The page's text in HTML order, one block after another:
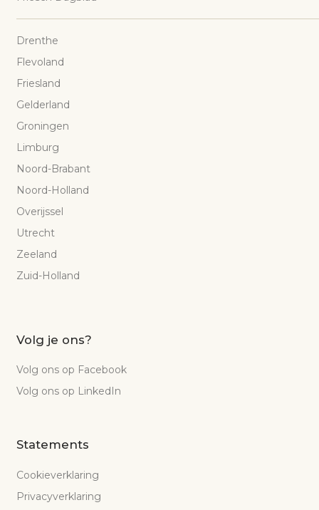
Drenthe
Flevoland
Friesland
Gelderland
Groningen
Limburg
Noord-Brabant
Noord-Holland
Overijssel
Utrecht
Zeeland
Zuid-Holland
Volg je ons?
Volg ons op Facebook
Volg ons op LinkedIn
Statements
Cookieverklaring
Privacyverklaring